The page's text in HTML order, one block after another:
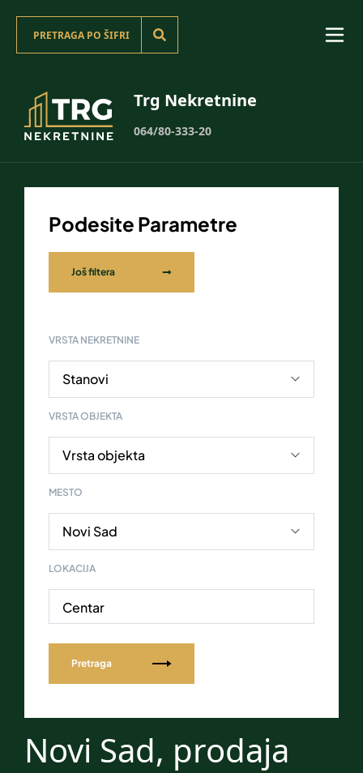
Trg Nekretnine
064/80-333-20
Podesite Parametre
Još filtera
VRSTA NEKRETNINE
VRSTA OBJEKTA
MESTO
LOKACIJA
Centar
Pretraga
Novi Sad, prodaja